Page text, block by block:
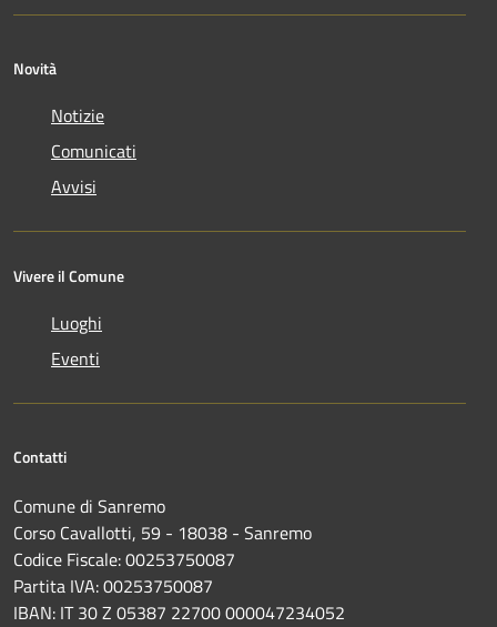
Novità
Notizie
Comunicati
Avvisi
Vivere il Comune
Luoghi
Eventi
Contatti
Comune di Sanremo
Corso Cavallotti, 59 - 18038 - Sanremo
Codice Fiscale: 00253750087
Partita IVA: 00253750087
IBAN: IT 30 Z 05387 22700 000047234052